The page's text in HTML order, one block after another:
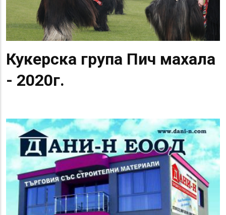
Кукерска група Пич махала
- 2020г.